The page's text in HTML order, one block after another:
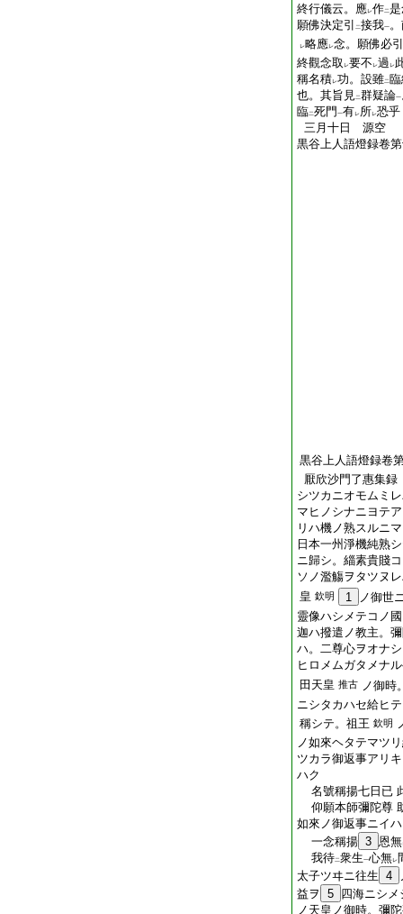
終行儀云。應レ作二
願佛決定引
二接我一
レ略應レ念。願佛必
終觀念取 レ要不 レ過 レ
稱名積レ功。設雖二
也。其旨見二群疑論一
臨二死門 一有レ所レ恐乎
三月十日 源空
黒谷上人語燈録卷
黒谷上人語燈録卷
厭欣沙門了惠集録
シツカニオモムミ
マヒノシナニヨテ
リハ機ノ熟スルニ
日本一州淨機純熟
ニ歸シ。緇素貴賤
ソノ濫觴ヲタツヌ
皇 欽明 1
ノ御世
靈像ハシメテコノ
迦ハ撥遣ノ教主。
ハ。二尊心ヲオナ
ヒロメムガタメナ
田天皇 推古 ノ御時
ニシタカハセ給ヒ
稱シテ。祖王 欽明
ノ如來ヘタテマツ
ツカラ御返事アリ
ハク
名號稱揚七日已
仰願本師彌陀尊
如來ノ御返事ニイ
一念稱揚 3 恩無
我待二衆生一心無レ
太子ツヰニ往生 4
益ヲ
5 四海ニシ
ノ天皇ノ御時。彌